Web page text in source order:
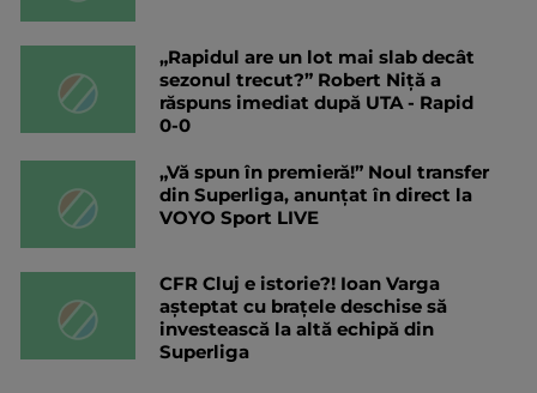
„Rapidul are un lot mai slab decât
sezonul trecut?” Robert Niță a
răspuns imediat după UTA - Rapid
0-0
„Vă spun în premieră!” Noul transfer
din Superliga, anunțat în direct la
VOYO Sport LIVE
CFR Cluj e istorie?! Ioan Varga
așteptat cu brațele deschise să
investească la altă echipă din
Superliga